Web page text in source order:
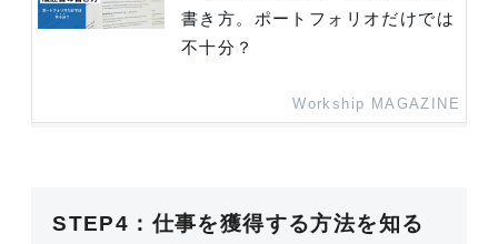
書き方。ポートフォリオだけでは
不十分？
Workship MAGAZINE
STEP4：仕事を獲得する方法を知る